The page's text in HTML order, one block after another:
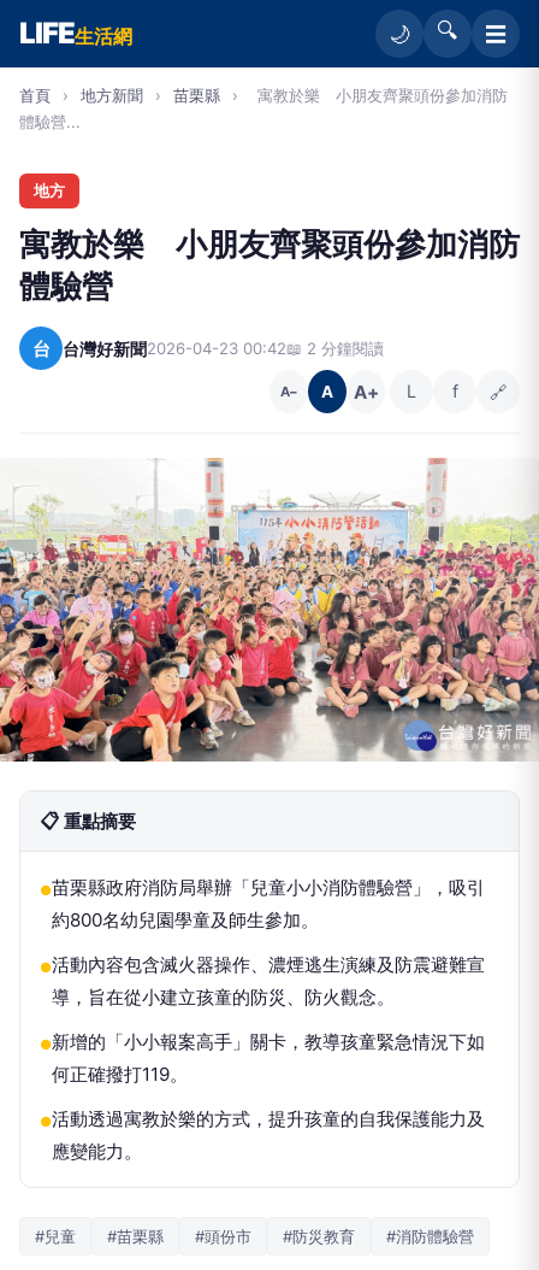
LIFE生活網 🌙 🔍 ☰
首頁 › 地方新聞 › 苗栗縣 ›
寓教於樂 小朋友齊聚頭份參加消防
體驗營...
地方
寓教於樂 小朋友齊聚頭份參加消防
體驗營
台 台灣好新聞2026-04-23 00:42📖 2 分鐘閱讀
A− A A+ L f 🔗
📋 重點摘要
●苗栗縣政府消防局舉辦「兒童小小消防體驗營」，吸引
約800名幼兒園學童及師生參加。
●活動內容包含滅火器操作、濃煙逃生演練及防震避難宣
導，旨在從小建立孩童的防災、防火觀念。
●新增的「小小報案高手」關卡，教導孩童緊急情況下如
何正確撥打119。
●活動透過寓教於樂的方式，提升孩童的自我保護能力及
應變能力。
#兒童 #苗栗縣 #頭份市 #防災教育 #消防體驗營